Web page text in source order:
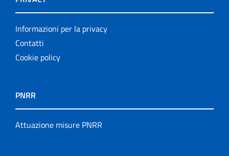
Informazioni per la privacy
Contatti
Cookie policy
PNRR
Attuazione misure PNRR